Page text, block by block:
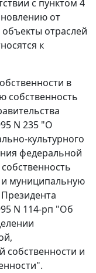
с пунктом 4
от
отраслей
к
в
собственность
N 235 "О
культурного
федеральной
и муниципальную
Президента
N 114-рп "Об
собственности и